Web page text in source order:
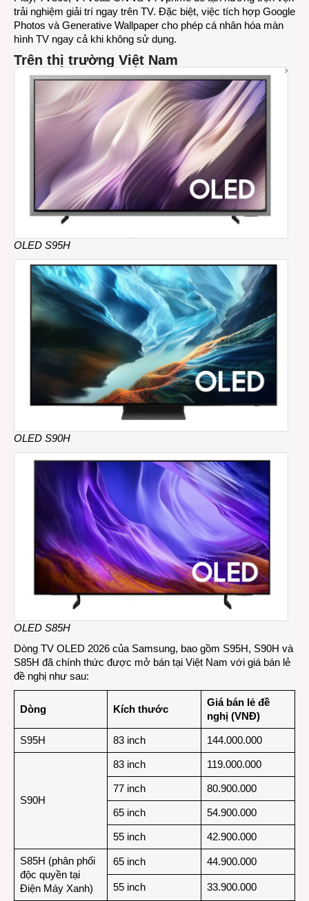
trải nghiệm giải trí ngay trên TV. Đặc biệt, việc tích hợp Google
Photos và Generative Wallpaper cho phép cá nhân hóa màn
hình TV ngay cả khi không sử dụng.
Trên thị trường Việt Nam
OLED S95H
OLED S90H
OLED S85H
Dòng TV OLED 2026 của Samsung, bao gồm S95H, S90H và
S85H đã chính thức được mở bán tại Việt Nam với giá bán lẻ
đề nghị như sau:
Dòng Kích thước
Giá bán lẻ đề
nghị (VNĐ)
S95H 83 inch 144.000.000
S90H
83 inch 119.000.000
77 inch 80.900.000
65 inch 54.900.000
55 inch 42.900.000
S85H (phân phối
độc quyền tại
Điện Máy Xanh)
65 inch 44.900.000
55 inch
33.900.000